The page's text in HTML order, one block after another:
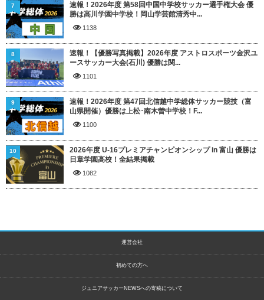
速報！2026年度 第58回中国中学校サッカー選手権大会 優
勝は高川学園中学校！岡山学芸館清秀中...
1138
7
速報！【優勝写真掲載】2026年度 アストロスポーツ金沢ユ
ースサッカー大会(石川) 優勝は関...
1101
8
速報！2026年度 第47回北信越中学総体サッカー競技（富
山県開催）優勝は上松･南木曽中学校！F...
1100
9
2026年度 U-16プレミアチャンピオンシップ in 富山 優勝は
日章学園高校！全結果掲載
1082
10
運営会社
初めての方へ
ジュニアサッカーNEWSへの寄稿について